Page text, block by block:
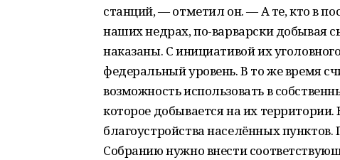
станций, — отметил он. — А те, кто в
наших недрах, по-варварски добывая
наказаны. С инициативой их
федеральный уровень. В то же время
возможность использовать в
которое добывается на их
благоустройства населённых
Собранию нужно внести